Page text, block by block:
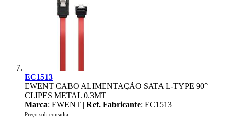
EC1513
EWENT CABO ALIMENTAÇÃO SATA L-TYPE 90°
CLIPES METAL 0.3MT
Marca: EWENT | Ref. Fabricante: EC1513
Preço sob consulta